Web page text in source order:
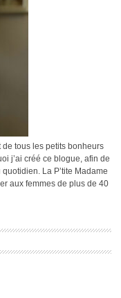
tous les petits bonheurs
j’ai créé ce blogue, afin de
La P’tite Madame
aux femmes de plus de 40